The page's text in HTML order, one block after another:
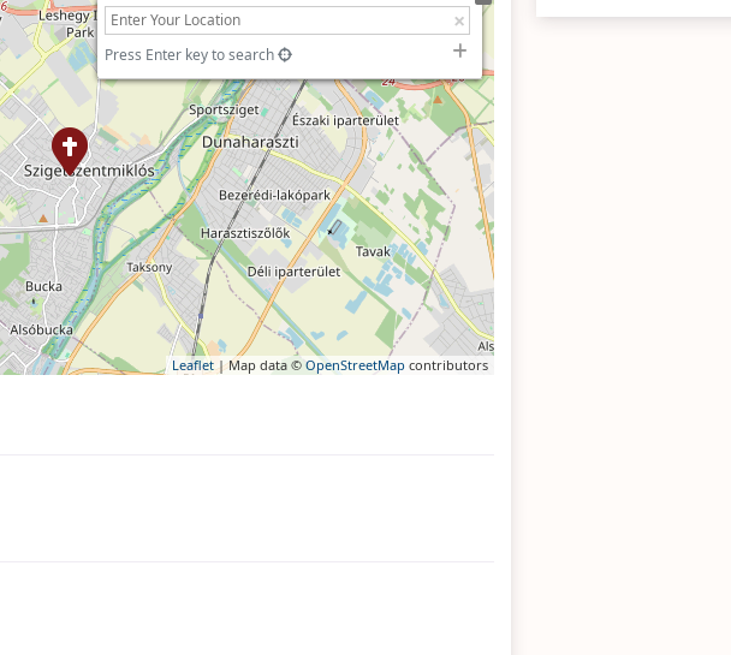
Press Enter key to search
Leaflet| Map data © OpenStreetMap contributors